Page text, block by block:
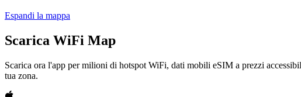
Espandi la mappa
Scarica WiFi Map
Scarica ora l'app per milioni di hotspot WiFi, dati mobili eSIM a prezzi
tua zona.